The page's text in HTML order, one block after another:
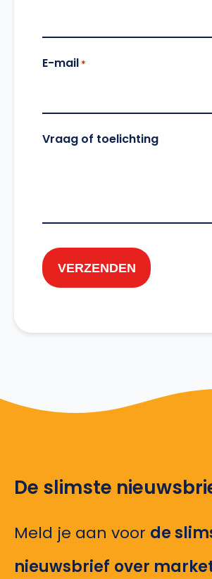
E-mail *
Vraag of toelichting
VERZENDEN
De slimste
Meld je aan voor de
nieuwsbrief over